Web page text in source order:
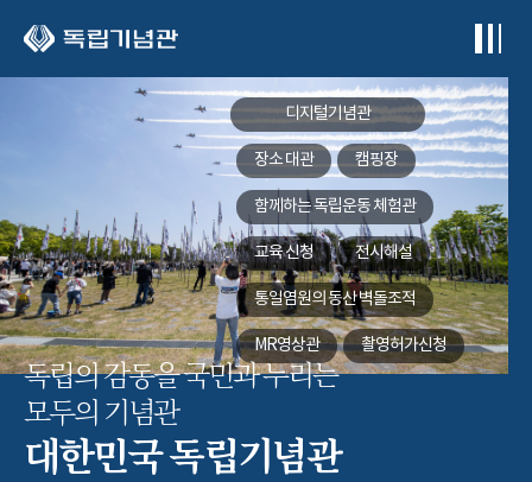
디지털기념관
장소 대관 캠핑장
함께하는독립운동 체험관
교육 신청 전시해설
통일염원의 동산벽돌조적
MR영상관 촬영허가신청
독립의 감동을 국민과 누리는
모두의 기념관
대한민국 독립기념관